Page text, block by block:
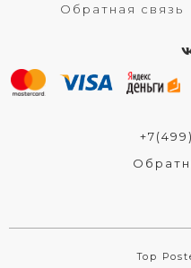
Обратная связь
Top